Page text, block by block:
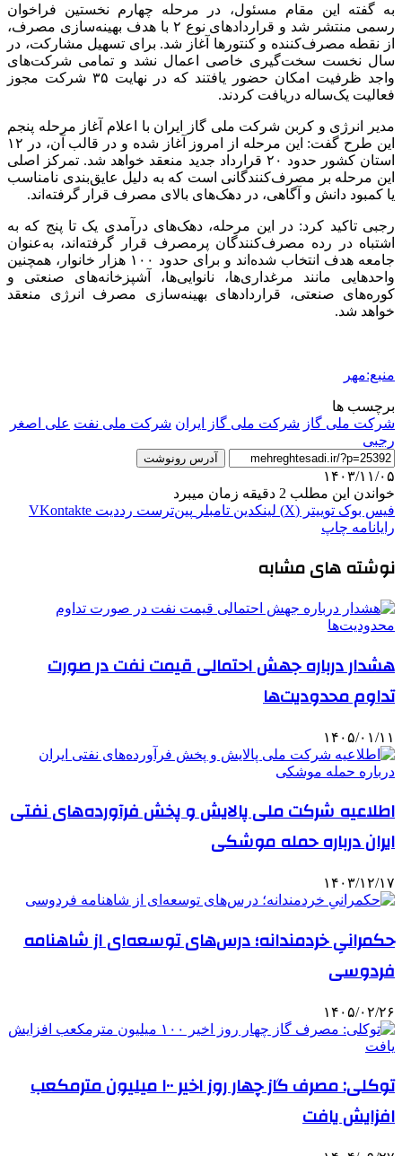
به گفته این مقام مسئول، در مرحله چهارم نخستین فراخوان
رسمی منتشر شد و قراردادهای نوع ۲ با هدف بهینه‌سازی مصرف،
از نقطه مصرف‌کننده و کنتورها آغاز شد. برای تسهیل مشارکت، در
سال نخست سخت‌گیری خاصی اعمال نشد و تمامی شرکت‌های
واجد ظرفیت امکان حضور یافتند که در نهایت ۳۵ شرکت مجوز
فعالیت یک‌ساله دریافت کردند.
مدیر انرژی و کربن شرکت ملی گاز ایران با اعلام آغاز مرحله پنجم
این طرح گفت: این مرحله از امروز آغاز شده و در قالب آن، در ۱۲
استان کشور حدود ۲۰ قرارداد جدید منعقد خواهد شد. تمرکز اصلی
این مرحله بر مصرف‌کنندگانی است که به دلیل عایق‌بندی نامناسب
یا کمبود دانش و آگاهی، در دهک‌های بالای مصرف قرار گرفته‌اند.
رجبی تاکید کرد: در این مرحله، دهک‌های درآمدی یک تا پنج که به
اشتباه در رده مصرف‌کنندگان پرمصرف قرار گرفته‌اند، به‌عنوان
جامعه هدف انتخاب شده‌اند و برای حدود ۱۰۰ هزار خانوار، همچنین
واحدهایی مانند مرغداری‌ها، نانوایی‌ها، آشپزخانه‌های صنعتی و
کوره‌های صنعتی، قراردادهای بهینه‌سازی مصرف انرژی منعقد
خواهد شد.
منبع:مهر
برچسب ها
شرکت ملی گاز شرکت ملی گاز ایران شرکت ملی نفت علی اصغر
رجبی
آدرس رونوشت
۱۴۰۳/۱۱/۰۵
خواندن این مطلب 2 دقیقه زمان میبرد
فیس بوک توییتر (X) لینکدین ‫تامبلر ‫پین‌ترست ‫رددیت ‫VKontakte
رایانامه چاپ
نوشته های مشابه
هشدار درباره جهش احتمالی قیمت نفت در صورت
تداوم محدودیت‌ها
۱۴۰۵/۰۱/۱۱
اطلاعیه شرکت ملی پالایش و پخش فرآورده‌های نفتی
ایران درباره حمله موشکی
۱۴۰۳/۱۲/۱۷
حکمرانیِ خردمندانه؛ درس‌های توسعه‌ای از شاهنامه
فردوسی
۱۴۰۵/۰۲/۲۶
توکلی: مصرف گاز چهار روز اخیر ۱۰۰ میلیون مترمکعب
افزایش یافت